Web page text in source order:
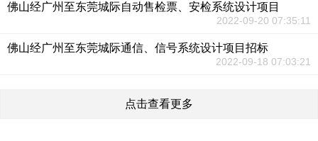
佛山经广州至东莞城际自动售检票、安检系统设计项目
2022-09-20 07:35:11
佛山经广州至东莞城际通信、信号系统设计项目招标
2022-09-18 07:03:21
点击查看更多